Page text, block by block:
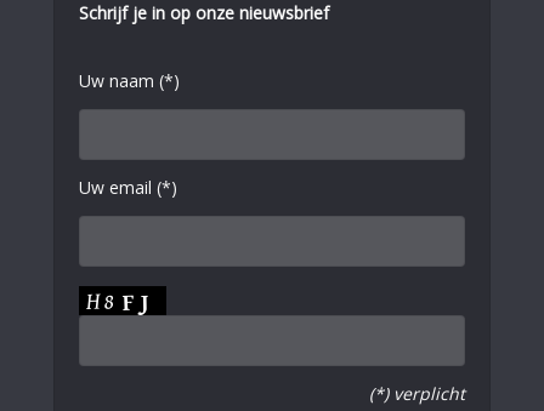
Schrijf je in op onze nieuwsbrief
Uw naam (*)
Uw email (*)
(*) verplicht